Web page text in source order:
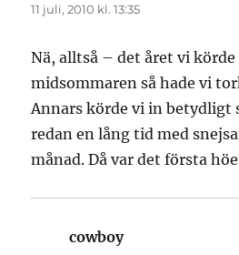
11 juli, 2010 kl. 13:35
Nä, alltså – det året vi
midsommaren så hade vi
Annars körde vi in betydligt
redan en lång tid med
månad. Då var det första
cowboyskriver: